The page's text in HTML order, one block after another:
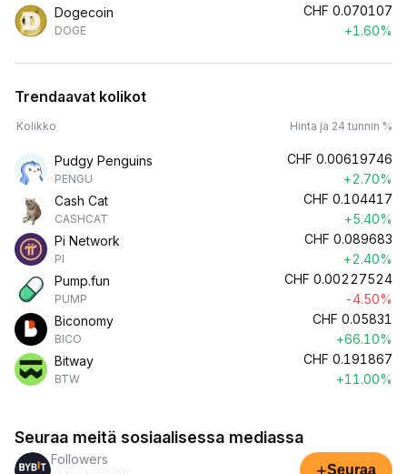
Dogecoin
DOGE
CHF 0.070107
+1.60%
Trendaavat kolikot
Kolikko Hinta ja 24 tunnin %
Pudgy Penguins
PENGU
CHF 0.00619746
+2.70%
Cash Cat
CASHCAT
CHF 0.104417
+5.40%
Pi Network
PI
CHF 0.089683
+2.40%
Pump.fun
PUMP
CHF 0.00227524
-4.50%
Biconomy
BICO
CHF 0.05831
+66.10%
Bitway
BTW
CHF 0.191867
+11.00%
Seuraa meitä sosiaalisessa mediassa
Followers
Seuraa